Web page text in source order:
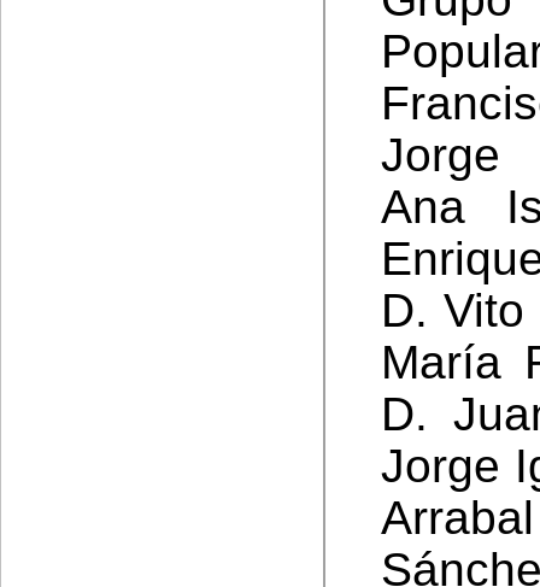
Jorge
Ana
D.
María
D.
Jorge